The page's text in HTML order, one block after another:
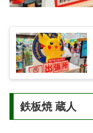
鉄板焼 蔵人